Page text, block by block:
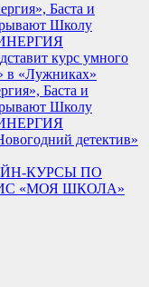
Баста и
Школу
курс умного
в «Лужниках»
Баста и
Школу
детектив»
КУРСЫ ПО
«МОЯ ШКОЛА»